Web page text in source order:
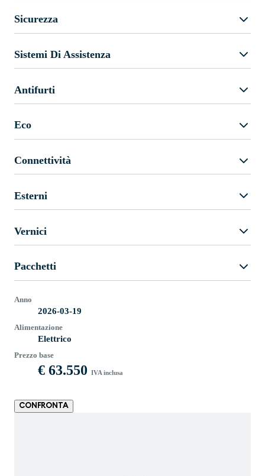
Sicurezza
Sistemi Di Assistenza
Antifurti
Eco
Connettività
Esterni
Vernici
Pacchetti
Anno
2026-03-19
Alimentazione
Elettrico
Prezzo base
€ 63.550 IVA inclusa
CONFRONTA